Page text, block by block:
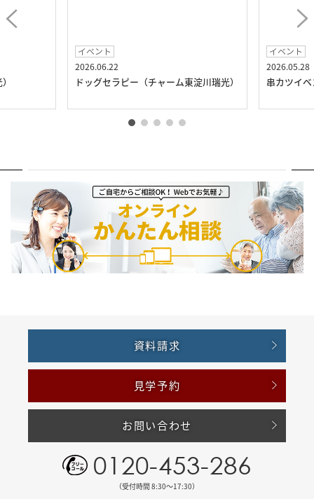
イベント
2026.06.22
ドッグセラピー（チャーム東淀川瑞光）
イベント
2026.05.28
串カツイ
資料請求
見学予約
お問い合わせ
0120-453-286
（受付時間 8:30〜17:30）